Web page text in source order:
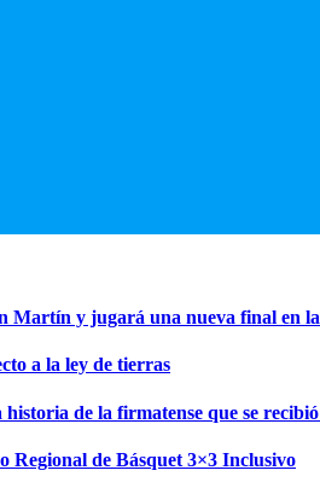
Martín y jugará una nueva final en
a la ley de tierras
de la firmatense que se
Regional de Básquet 3×3 Inclusivo